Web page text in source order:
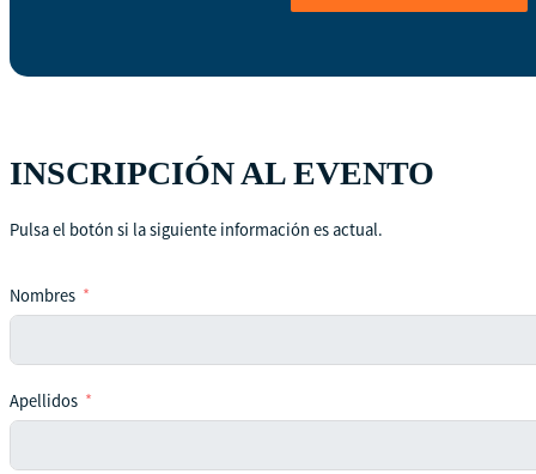
INSCRIPCIÓN AL EVENTO
Pulsa el botón si la siguiente información es actual.
Nombres
Apellidos